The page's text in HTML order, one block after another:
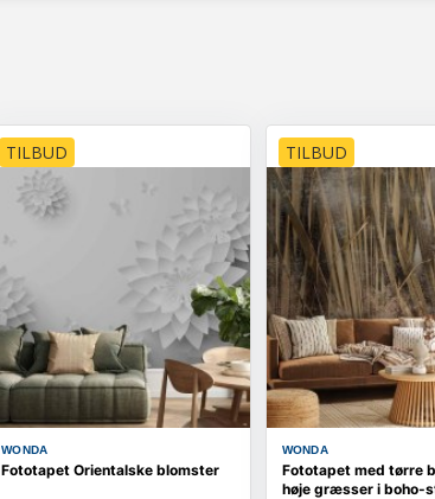
TILBUD
WONDA
Fototapet Orientalske blomster
TILBUD
WONDA
Fototapet med tørre
høje græsser i boho-